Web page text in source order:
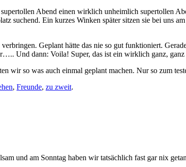
Abend einen wirklich unheimlich supertollen
suchend. Ein kurzes Winken später sitzen sie bei uns
Geplant hätte das nie so gut funktioniert.
Und dann: Voila! Super, das ist ein wirklich ganz,
wir so was auch einmal geplant machen. Nur so zum
, Freunde, zu zweit.
und am Sonntag haben wir tatsächlich fast gar nix